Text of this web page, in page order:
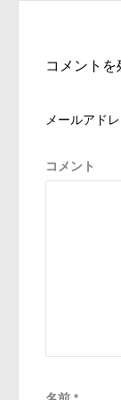
ゲ
シ
ン
コメントを
メールアド
コメント